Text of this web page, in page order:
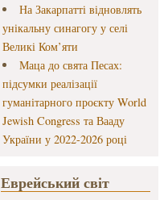
На Закарпатті відновлять
унікальну синагогу у селі
Великі Ком’яти
Маца до свята Песах:
підсумки реалізації
гуманітарного проєкту World
Jewish Congress та Вааду
України у 2022-2026 році
Еврейський світ